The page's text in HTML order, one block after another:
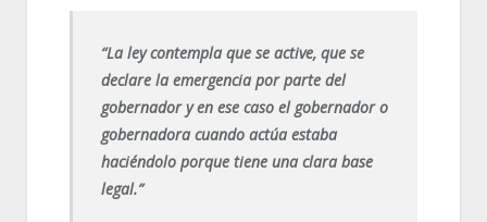
“La ley contempla que se active, que se
declare la emergencia por parte del
gobernador y en ese caso el gobernador o
gobernadora cuando actúa estaba
haciéndolo porque tiene una clara base
legal.”